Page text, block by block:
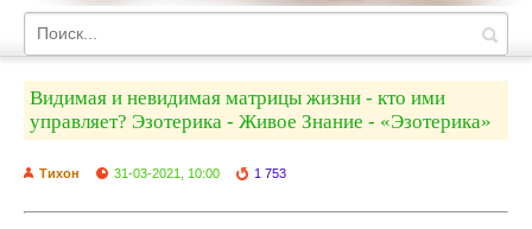
Видимая и невидимая матрицы жизни - кто ими
управляет? Эзотерика - Живое Знание - «Эзотерика»
Тихон 31-03-2021, 10:00 1 753